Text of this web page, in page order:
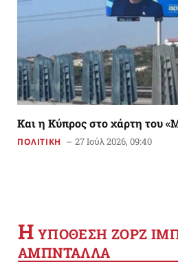
Και η Κύπρος στο χάρτη του
ΠΟΛΙΤΙΚΗ 27 Ιούλ 2026, 09:40
Η YΠΟΘΕΣΗ ΖΟΡΖ
ΑΜΠΝΤΑΛΛΑ